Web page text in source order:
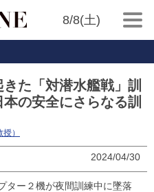
8/8(土)
た「対潜水艦戦」訓
の安全にさらなる訓
）
2024/04/30
ター２機が夜間訓練中に墜落